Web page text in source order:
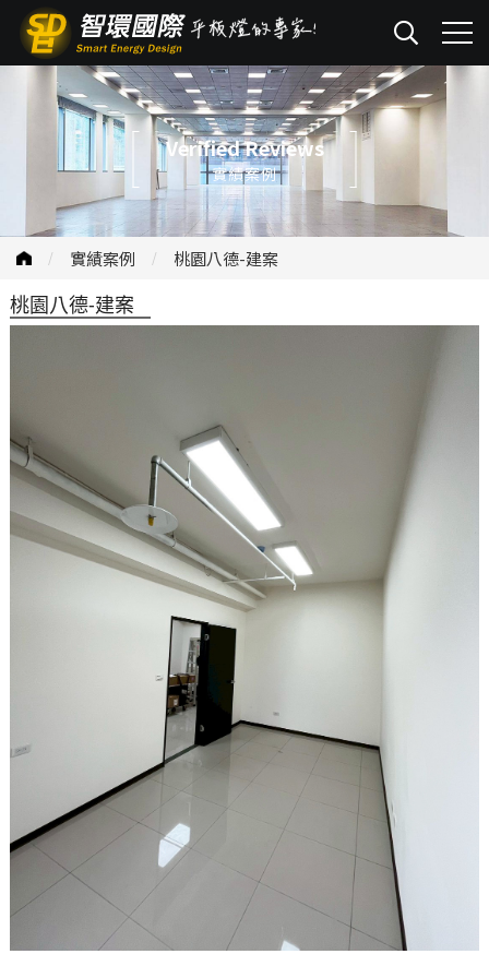
Verified Reviews
實績案例
實績案例 桃園八德-建案
桃園八德-建案